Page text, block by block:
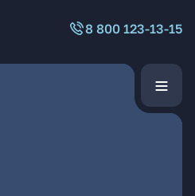
8 800 123-13-15